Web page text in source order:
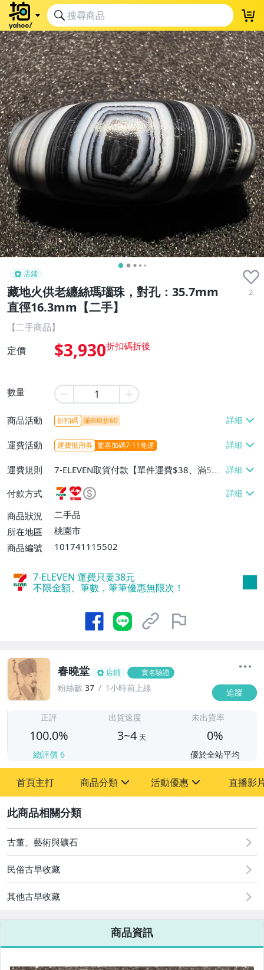
店鋪
藏地火供老纏絲瑪瑙珠，對孔：35.7mm
直徑16.3mm【二手】
2
【二手商品】
定價 $3,930
數量
商品活動 折扣碼 滿800折60
運費活動 運費抵用券 驚喜加碼7-11免運
運費規則
7-ELEVEN取貨付款【單件運費$38、滿5件
或消費滿$500免運費】、萊爾富取貨付款
【單件運費$60、滿5件或消費滿$500免運
費】
付款方式
商品狀況
二手品
所在地區
桃園市
商品編號
101741115502
7-ELEVEN 運費只要38元
不限金額、筆數，筆筆優惠無限次！
春曉堂 店鋪 實名驗證
粉絲數 37 1小時前上線 追蹤
正評
100.0%
總評價 6
出貨速度
3~4 天
未出貨率
0%
優於全站平均
首頁主打 商品分類
其它
活動優惠
[全店] 追蹤本賣場立減60元【粉絲轉享】
直播影
古董、藝術與礦石
民俗古早收藏
其他古早收藏
商品資訊